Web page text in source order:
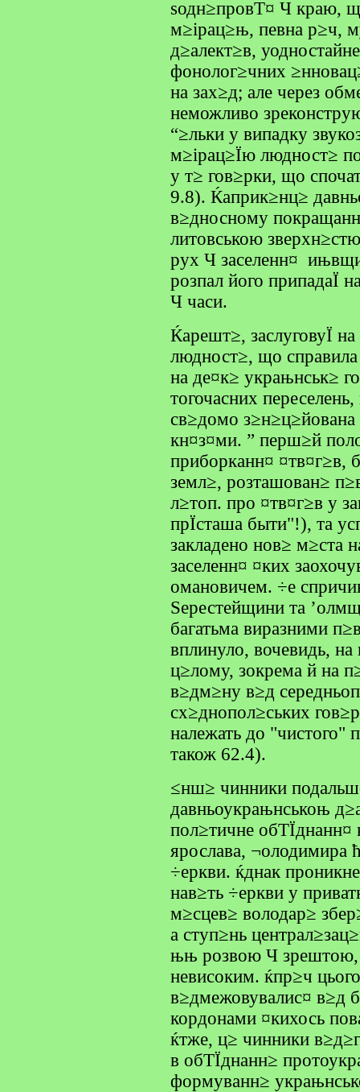
ѕодн≥провТ¤ Ч краю,
м≥ірац≥њ, певна р≥ч,
д≥алект≥в,
фонолог≥чних
на зах≥д; але через
неможливо
“≥льки у випадку
м≥ірац≥Їю людност≥
у т≥ гов≥рки, що
9.8). Ќаприк≥нц≥
в≥дносному
литовською
рух Ч заселенн¤
розпал його припадаЇ
Ч часи.
Ќарешт≥, заслуговуЇ
людност≥, що
на де¤к≥ украњнськ≥
тогочасних
св≥домо з≥н≥ц≥йована
кн¤з¤ми. ” перш≥й
приборканн¤ ¤тв¤г≥в,
земл≥, розташован≥
л≥топ. про ¤тв¤г≥в у
прЇсташа быти"!), та
закладено нов≥ м≥ста
заселенн¤ ¤ких
омановичем. ÷е
Ѕерестейщини та
багатьма виразними
вплинуло, вочевидь,
ц≥лому, зокрема й на
в≥дм≥ну в≥д
сх≥днопол≥ських
належать до "чистого"
також 62.4).
≤нш≥ чинники
давньоукрањнськоњ
пол≥тичне
ярослава, ¬олодимира
÷еркви. ќднак
нав≥ть ÷еркви у
м≥сцев≥ володар≥
а ступ≥нь
њњ розвою Ч зрештою,
невисоким. ќпр≥ч
в≥дмежовувалис¤ в≥д
кордонами ¤кихось
ќтже, ц≥ чинники
в обТЇднанн≥
формуванн≥